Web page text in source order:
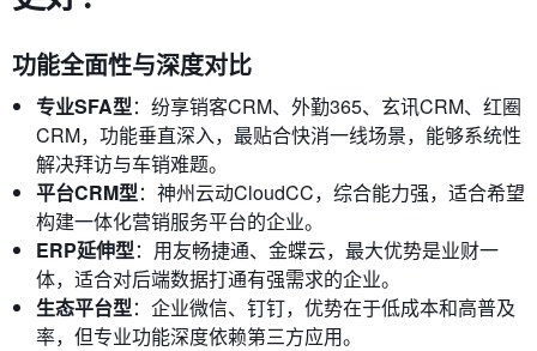
功能全面性与深度对比
专业SFA型：纷享销客CRM、外勤365、玄讯CRM、红圈
CRM，功能垂直深入，最贴合快消一线场景，能够系统性
解决拜访与车销难题。
平台CRM型：神州云动CloudCC，综合能力强，适合希望
构建一体化营销服务平台的企业。
ERP延伸型：用友畅捷通、金蝶云，最大优势是业财一
体，适合对后端数据打通有强需求的企业。
生态平台型：企业微信、钉钉，优势在于低成本和高普及
率，但专业功能深度依赖第三方应用。